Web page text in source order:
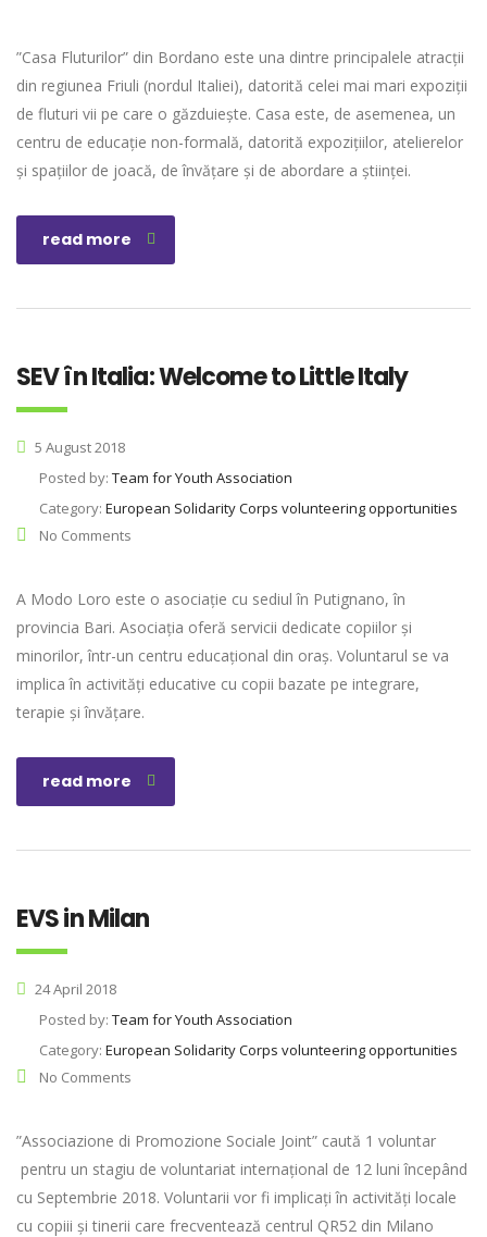
”Casa Fluturilor” din Bordano este una dintre principalele atracții
din regiunea Friuli (nordul Italiei), datorită celei mai mari expoziții
de fluturi vii pe care o găzduiește. Casa este, de asemenea, un
centru de educație non-formală, datorită expozițiilor, atelierelor
și spațiilor de joacă, de învățare și de abordare a științei.
read more
SEV în Italia: Welcome to Little Italy
5 August 2018
Posted by: Team for Youth Association
Category: European Solidarity Corps volunteering opportunities
No Comments
A Modo Loro este o asociație cu sediul în Putignano, în
provincia Bari. Asociația oferă servicii dedicate copiilor și
minorilor, într-un centru educațional din oraș. Voluntarul se va
implica în activități educative cu copii bazate pe integrare,
terapie și învățare.
read more
EVS in Milan
24 April 2018
Posted by: Team for Youth Association
Category: European Solidarity Corps volunteering opportunities
No Comments
”Associazione di Promozione Sociale Joint” caută 1 voluntar
pentru un stagiu de voluntariat internațional de 12 luni începând
cu Septembrie 2018. Voluntarii vor fi implicați în activități locale
cu copiii și tinerii care frecventează centrul QR52 din Milano